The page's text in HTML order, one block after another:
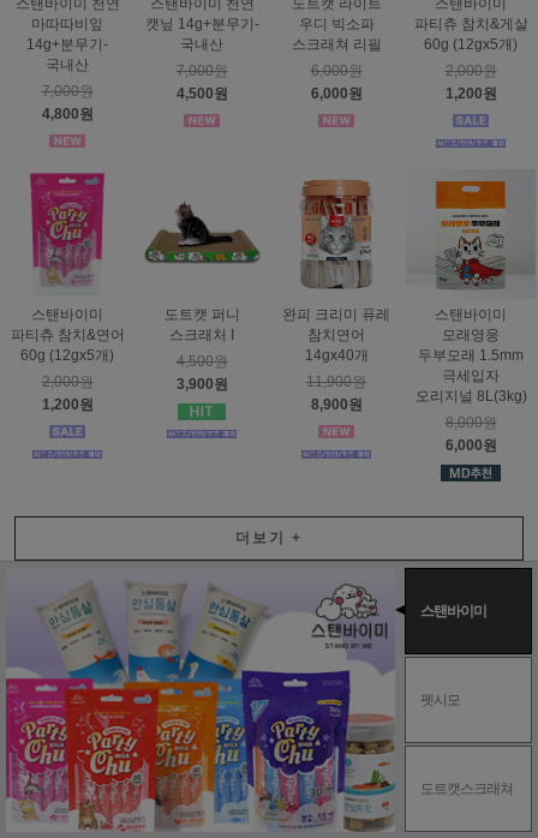
스탠바이미 천연
마따따비잎
14g+분무기-
국내산
7,000원
4,800원
스탠바이미 천연
캣닢 14g+분무기-
국내산
7,000원
4,500원
도트캣 라이트
우디 빅소파
스크래쳐 리필
6,000원
6,000원
스탠바이미
파티츄 참치&게살
60g (12gx5개)
2,000원
1,200원
스탠바이미
파티츄 참치&연어
60g (12gx5개)
2,000원
1,200원
도트캣 퍼니
스크래처 I
4,500원
3,900원
완피 크리미 퓨레
참치연어
14gx40개
11,900원
8,900원
스탠바이미
모래영웅
두부모래 1.5mm
극세입자
오리지널 8L(3kg)
8,000원
6,000원
더보기 +
스탠바이미
펫시모
도트캣스크래쳐